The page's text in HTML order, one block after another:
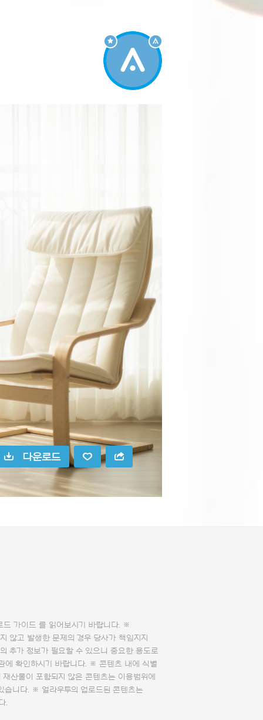
다운로드
드 가이드 를 읽어보시기 바랍니다. ※
않고 발생한 문제의 경우 당사가 책임지지
추가 정보가 필요할 수 있으니 중요한 용도로
에 확인하시기 바랍니다. ※ 콘텐츠 내에 식별
산물이 포함되지 않은 콘텐츠는 이용범위에
습니다. ※ 얼라우투의 업로드된 콘텐츠는
.